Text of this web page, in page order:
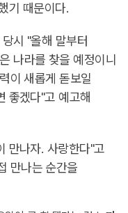
기 때문이다.
시 "올해 말부터
나라를 찾을 예정이니
이 새롭게 돋보일
좋겠다"고 예고해
만나자. 사랑한다"고
만나는 순간을